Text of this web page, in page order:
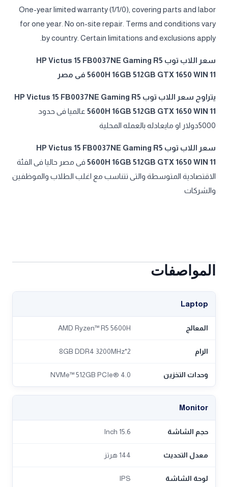
One-year limited warranty (1/1/0), covering parts and labor
for one year. No on-site repair. Terms and conditions vary
by country. Certain limitations and exclusions apply.
سعر اللاب توب HP Victus 15 FB0037NE Gaming R5
5600H 16GB 512GB GTX 1650 WIN 11 فى مصر
يتراوح سعر اللاب توب HP Victus 15 FB0037NE Gaming R5
5600H 16GB 512GB GTX 1650 WIN 11 عالميا فى حدود
5000دولار او مايعادله بالعمله المحلية
سعر اللاب توب HP Victus 15 FB0037NE Gaming R5
5600H 16GB 512GB GTX 1650 WIN 11 فى مصر حاليا فى الفئة
الاقتصادية المتوسطة والتى تتناسب مع اغلب الطلاب والموظفين
والشركات
المواصفات
Laptop
المعالج AMD Ryzen™ R5 5600H
الرام 2*8GB DDR4 3200MHz
وحدات التخزين NVMe™ 512GB PCIe® 4.0
Monitor
حجم الشاشة 15.6 Inch
معدل التحديث 144 هرتز
لوحة الشاشة IPS